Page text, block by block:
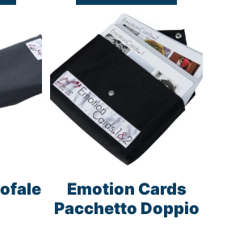
Emotion Cards
Pacchetto Doppio